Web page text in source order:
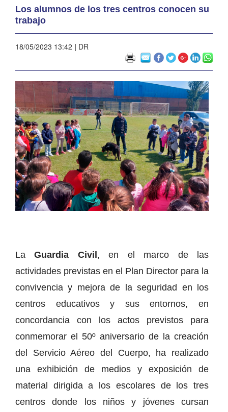
Los alumnos de los tres centros conocen su
trabajo
18/05/2023 13:42 | DR
LaGuardia Civil, en el marco de las
actividades previstas en el Plan Director para la
convivencia y mejora de la seguridad en los
centros educativos y sus entornos, en
concordancia con los actos previstos para
conmemorar el 50º aniversario de la creación
del Servicio Aéreo del Cuerpo, ha realizado
una exhibición de medios y exposición de
material dirigida a los escolares de los tres
centros donde los niños y jóvenes cursan